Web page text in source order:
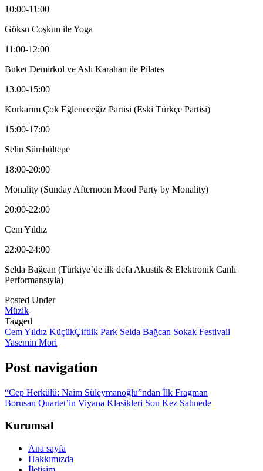
10:00-11:00
Göksu Coşkun ile Yoga
11:00-12:00
Buket Demirkol ve Aslı Karahan ile Pilates
13.00-15:00
Korkarım Çok Eğleneceğiz Partisi (Eski Türkçe Partisi)
15:00-17:00
Selin Sümbültepe
18:00-20:00
Monality (Sunday Afternoon Mood Party by Monality)
20:00-22:00
Cem Yıldız
22:00-24:00
Selda Bağcan (Türkiye’de ilk defa Akustik & Elektronik Canlı
Performansıyla)
Posted Under
Müzik
Tagged
Cem Yıldız KüçükÇiftlik Park Selda Bağcan Sokak Festivali
Yasemin Mori
Post navigation
“Cep Herkülü: Naim Süleymanoğlu”ndan İlk Fragman
Borusan Quartet’in Viyana Klasikleri Son Kez Sahnede
Kurumsal
Ana sayfa
Hakkımızda